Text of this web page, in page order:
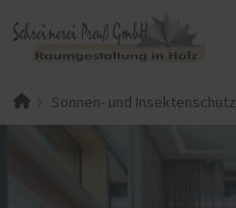
Sonnen- und Insektenschutz